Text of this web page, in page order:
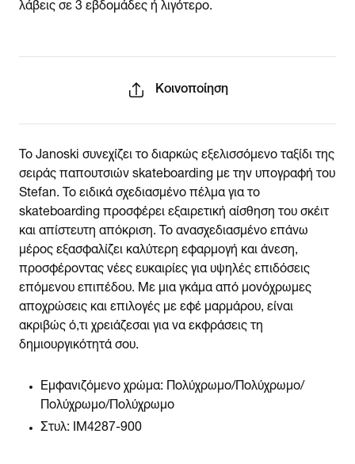
λάβεις σε 3 εβδομάδες ή λιγότερο.
Κοινοποίηση
Το Janoski συνεχίζει το διαρκώς εξελισσόμενο ταξίδι της
σειράς παπουτσιών skateboarding με την υπογραφή του
Stefan. Το ειδικά σχεδιασμένο πέλμα για το
skateboarding προσφέρει εξαιρετική αίσθηση του σκέιτ
και απίστευτη απόκριση. Το ανασχεδιασμένο επάνω
μέρος εξασφαλίζει καλύτερη εφαρμογή και άνεση,
προσφέροντας νέες ευκαιρίες για υψηλές επιδόσεις
επόμενου επιπέδου. Με μια γκάμα από μονόχρωμες
αποχρώσεις και επιλογές με εφέ μαρμάρου, είναι
ακριβώς ό,τι χρειάζεσαι για να εκφράσεις τη
δημιουργικότητά σου.
Εμφανιζόμενο χρώμα: Πολύχρωμο/Πολύχρωμο/
Πολύχρωμο/Πολύχρωμο
Στυλ: IM4287-900